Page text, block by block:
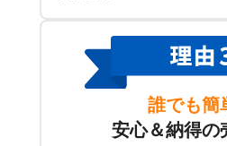
誰でも簡
安心＆納得の